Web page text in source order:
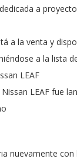
a
a la venta y
a la lista
LEAF
LEAF fue
nuevamente